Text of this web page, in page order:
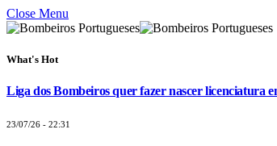
Close Menu
What's Hot
Liga dos Bombeiros quer fazer nascer licenciatura
23/07/26 - 22:31